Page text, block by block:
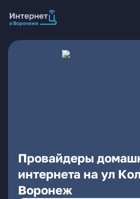
Провайдеры
интернета на ул
Воронеж